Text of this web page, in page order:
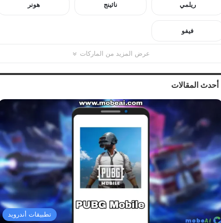
ريلمي ناثينج هونر
فيفو
عرض المزيد من الماركات
أحدث المقالات
تطبيقات أندرويد